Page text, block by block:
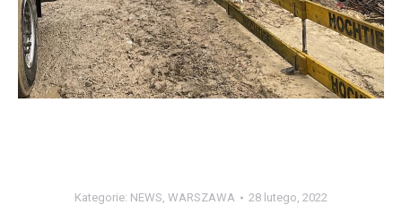
Kategorie: NEWS, WARSZAWA 28 lutego, 2022